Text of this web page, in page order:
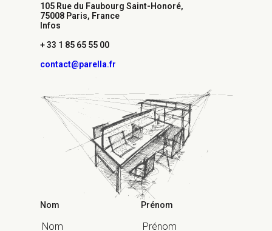
105 Rue du Faubourg Saint-Honoré,
75008 Paris, France​
Infos
+ 33 1 85 65 55 00
contact@parella.fr
Nom Prénom